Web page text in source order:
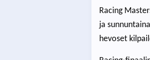
Racing
ja
hevoset